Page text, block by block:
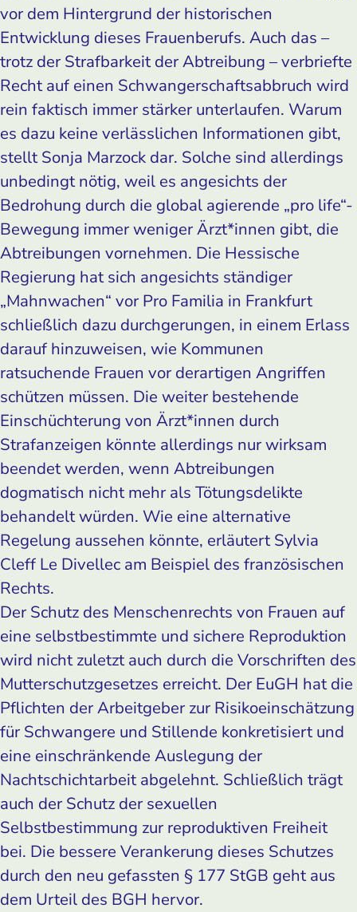
vor dem Hintergrund der historischen
Entwicklung dieses Frauenberufs. Auch das –
trotz der Strafbarkeit der Abtreibung – verbriefte
Recht auf einen Schwangerschaftsabbruch wird
rein faktisch immer stärker unterlaufen. Warum
es dazu keine verlässlichen Informationen gibt,
stellt Sonja Marzock dar. Solche sind allerdings
unbedingt nötig, weil es angesichts der
Bedrohung durch die global agierende „pro life“-
Bewegung immer weniger Ärzt*innen gibt, die
Abtreibungen vornehmen. Die Hessische
Regierung hat sich angesichts ständiger
„Mahnwachen“ vor Pro Familia in Frankfurt
schließlich dazu durchgerungen, in einem Erlass
darauf hinzuweisen, wie Kommunen
ratsuchende Frauen vor derartigen Angriffen
schützen müssen. Die weiter bestehende
Einschüchterung von Ärzt*innen durch
Strafanzeigen könnte allerdings nur wirksam
beendet werden, wenn Abtreibungen
dogmatisch nicht mehr als Tötungsdelikte
behandelt würden. Wie eine alternative
Regelung aussehen könnte, erläutert Sylvia
Cleff Le Divellec am Beispiel des französischen
Rechts.
Der Schutz des Menschenrechts von Frauen auf
eine selbstbestimmte und sichere Reproduktion
wird nicht zuletzt auch durch die Vorschriften des
Mutterschutzgesetzes erreicht. Der EuGH hat die
Pflichten der Arbeitgeber zur Risikoeinschätzung
für Schwangere und Stillende konkretisiert und
eine einschränkende Auslegung der
Nachtschichtarbeit abgelehnt. Schließlich trägt
auch der Schutz der sexuellen
Selbstbestimmung zur reproduktiven Freiheit
bei. Die bessere Verankerung dieses Schutzes
durch den neu gefassten § 177 StGB geht aus
dem Urteil des BGH hervor.